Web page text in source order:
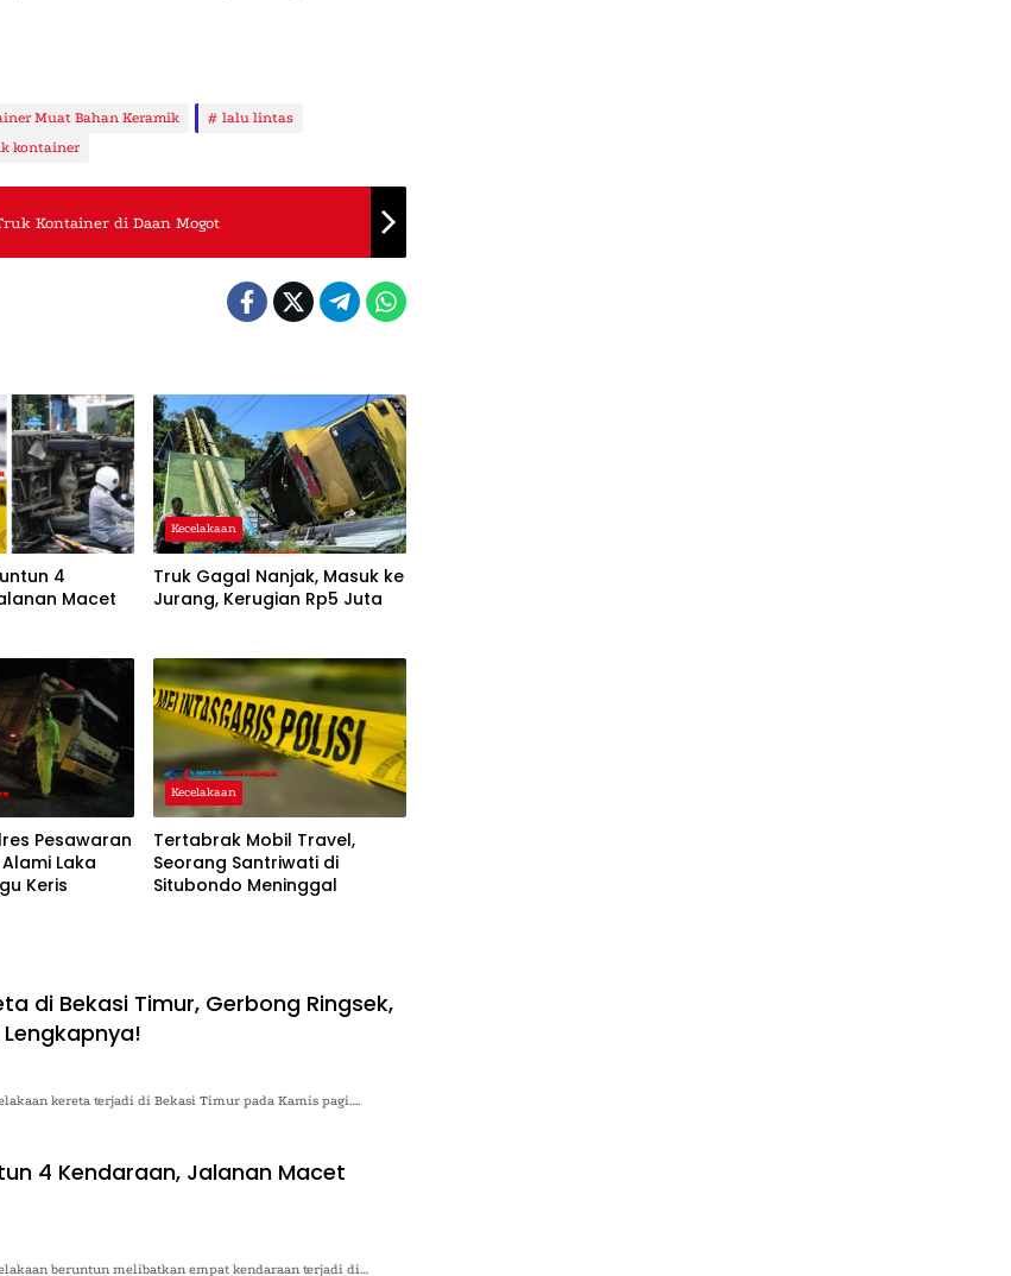
Muat Bahan Keramik
lalu lintas
kontainer
Kontainer di Daan Mogot
4
Macet
Kecelakaan
Truk Gagal Nanjak, Masuk ke
Jurang, Kerugian Rp5 Juta
Pesawaran
Laka
Keris
Kecelakaan
Tertabrak Mobil Travel,
Seorang Santriwati di
Situbondo Meninggal
di Bekasi Timur, Gerbong Ringsek,
kereta terjadi di Bekasi Timur pada Kamis pagi….
4 Kendaraan, Jalanan Macet
beruntun melibatkan empat kendaraan terjadi di…